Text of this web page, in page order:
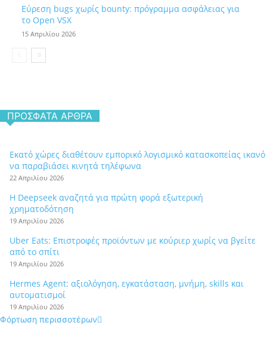
Εύρεση bugs χωρίς bounty: πρόγραμμα ασφάλειας για
το Open VSX
15 Απριλίου 2026
ΠΡΌΣΦΑΤΑ ΆΡΘΡΑ
Εκατό χώρες διαθέτουν εμπορικό λογισμικό κατασκοπείας ικανό
να παραβιάσει κινητά τηλέφωνα
22 Απριλίου 2026
Η Deepseek αναζητά για πρώτη φορά εξωτερική
χρηματοδότηση
19 Απριλίου 2026
Uber Eats: Επιστροφές προϊόντων με κούριερ χωρίς να βγείτε
από το σπίτι
19 Απριλίου 2026
Hermes Agent: αξιολόγηση, εγκατάσταση, μνήμη, skills και
αυτοματισμοί
19 Απριλίου 2026
Φόρτωση περισσοτέρων